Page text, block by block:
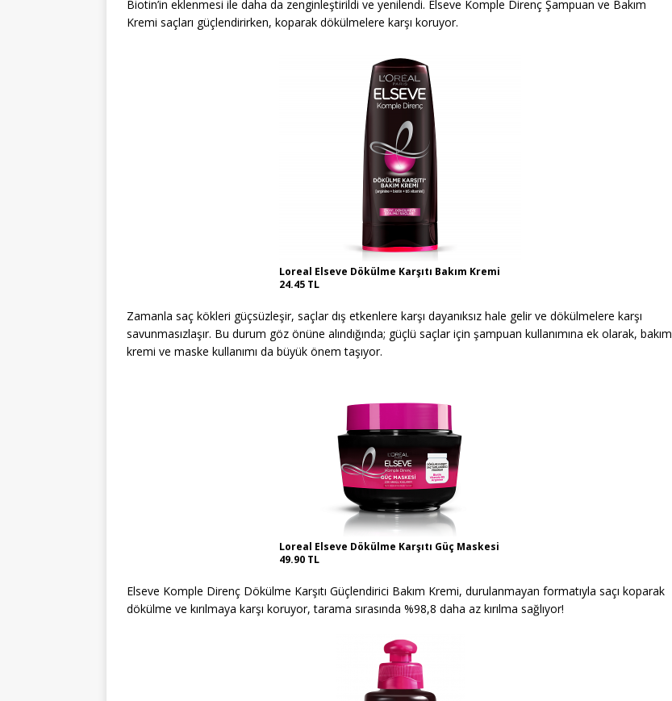
Biotin’in eklenmesi ile daha da zenginleştirildi ve yenilendi. Elseve Komple Direnç Şampuan ve Bakım
Kremi saçları güçlendirirken, koparak dökülmelere karşı koruyor.
Loreal Elseve Dökülme Karşıtı Bakım Kremi
24.45 TL
Zamanla saç kökleri güçsüzleşir, saçlar dış etkenlere karşı dayanıksız hale gelir ve dökülmelere karşı
savunmasızlaşır. Bu durum göz önüne alındığında; güçlü saçlar için şampuan kullanımına ek olarak, bakım
kremi ve maske kullanımı da büyük önem taşıyor.
Loreal Elseve Dökülme Karşıtı Güç Maskesi
49.90 TL
Elseve Komple Direnç Dökülme Karşıtı Güçlendirici Bakım Kremi, durulanmayan formatıyla saçı koparak
dökülme ve kırılmaya karşı koruyor, tarama sırasında %98,8 daha az kırılma sağlıyor!